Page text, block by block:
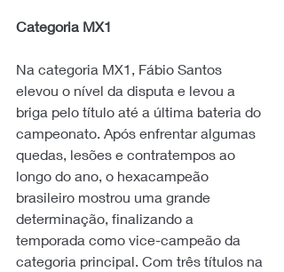
Categoria MX1
Na categoria MX1, Fábio Santos
elevou o nível da disputa e levou a
briga pelo título até a última bateria do
campeonato. Após enfrentar algumas
quedas, lesões e contratempos ao
longo do ano, o hexacampeão
brasileiro mostrou uma grande
determinação, finalizando a
temporada como vice-campeão da
categoria principal. Com três títulos na